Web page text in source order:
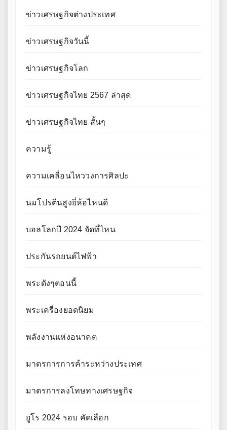
ข่าวเศรษฐกิจต่างประเทศ
ข่าวเศรษฐกิจวันนี้
ข่าวเศรษฐกิจโลก
ข่าวเศรษฐกิจไทย 2567 ล่าสุด
ข่าวเศรษฐกิจไทย สั้นๆ
ความรู้
ความเคลื่อนไหววงการศิลปะ
นมโปรตีนสูงยี่ห้อไหนดี
บอลโลกปี 2024 จัดที่ไหน
ประกันรถยนต์ไฟฟ้า
พระดังๆตอนนี้
พระเครื่องยอดนิยม
พลังงานแห่งอนาคต
มาตรการการค้าระหว่างประเทศ
มาตรการลงโทษทางเศรษฐกิจ
ยูโร 2024 รอบ คัดเลือก